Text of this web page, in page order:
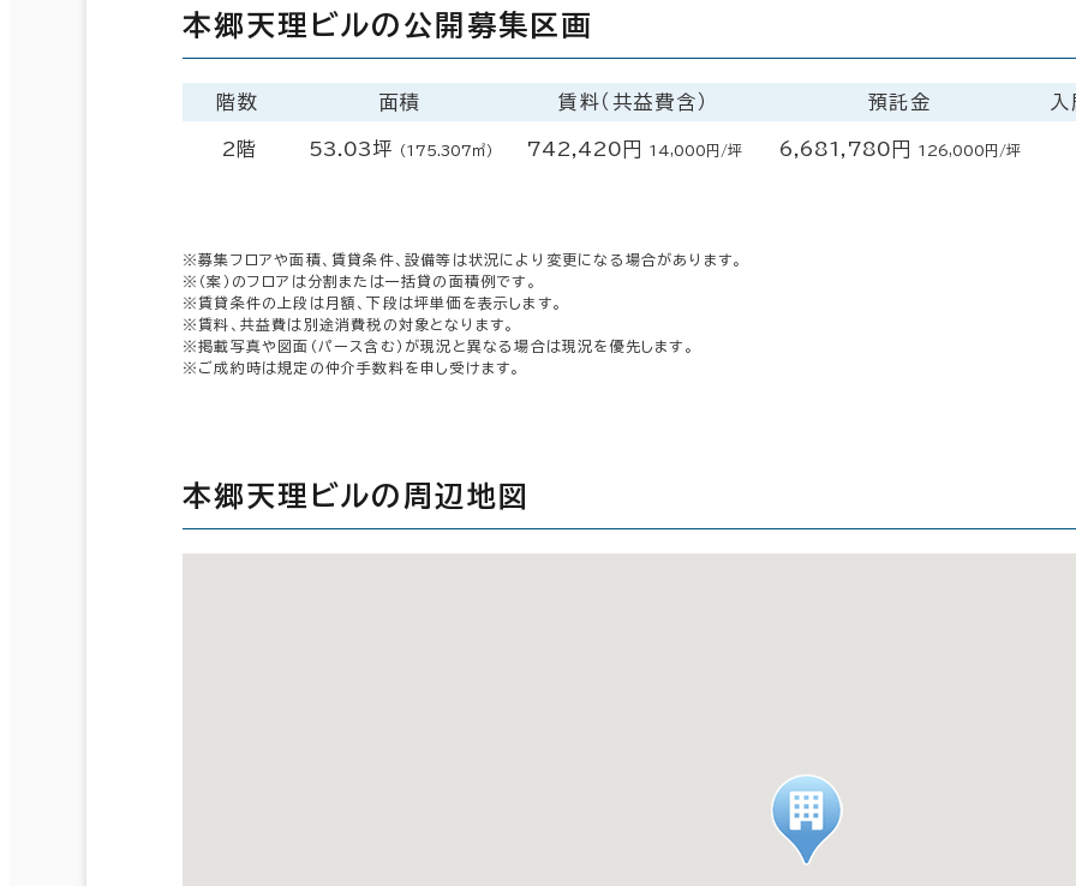
本郷天理ビルの公開募集区画
階数 面積 賃料（共益費含） 預託金
2階 53.03坪 （175.307㎡） 742,420円 14,000円/坪 6,681,780円 126,000円/坪
※募集フロアや面積、賃貸条件、設備等は状況により変更になる場合があります。
※（案）のフロアは分割または一括貸の面積例です。
※賃貸条件の上段は月額、下段は坪単価を表示します。
※賃料、共益費は別途消費税の対象となります。
※掲載写真や図面（パース含む）が現況と異なる場合は現況を優先します。
※ご成約時は規定の仲介手数料を申し受けます。
本郷天理ビルの周辺地図